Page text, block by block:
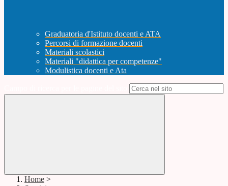
Graduatoria d'Istituto docenti e ATA
Percorsi di formazione docenti
Materiali scolastici
Materiali "didattica per competenze"
Modulistica docenti e Ata
Home >